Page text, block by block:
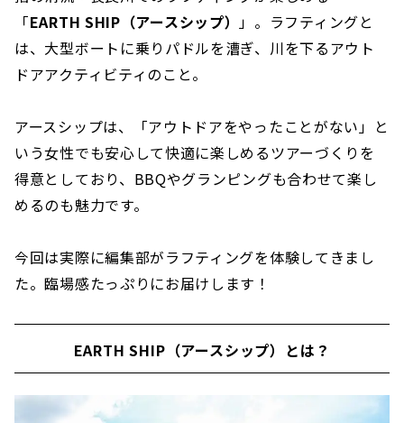
「EARTH SHIP（アースシップ）
」。ラフティングと
は、大型ボートに乗りパドルを漕ぎ、川を下るアウト
ドアアクティビティのこと。
アースシップは、「アウトドアをやったことがない」と
いう女性でも安心して快適に楽しめるツアーづくりを
得意としており、BBQやグランピングも合わせて楽し
めるのも魅力です。
今回は実際に編集部がラフティングを体験してきまし
た。臨場感たっぷりにお届けします！
EARTH SHIP（アースシップ）とは？